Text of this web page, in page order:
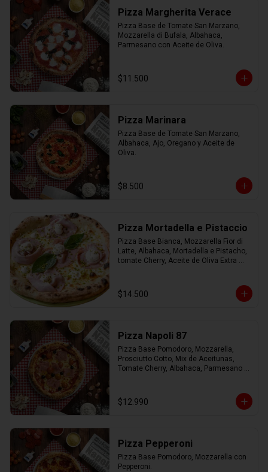
Pizza Margherita Verace
Pizza Base de Tomate San Marzano,
Mozzarella di Bufala, Albahaca,
Parmesano con Aceite de Oliva.
$11.500
Pizza Marinara
Pizza Base de Tomate San Marzano,
Albahaca, Ajo, Oregano y Aceite de
Oliva.
$8.500
Pizza Mortadella e Pistaccio
Pizza Base Bianca, Mozzarella Fior di
Latte, Albahaca, Mortadella e Pistacho,
tomate Cherry, Aceite de Oliva Extra
$14.500
Pizza Napoli 87
Pizza Base Pomodoro, Mozzarella,
Prosciutto Cotto, Mix de Aceitunas,
Tomate Cherry, Albahaca, Parmesano
$12.990
Pizza Pepperoni
Pizza Base Pomodoro, Mozzarella con
Pepperoni.